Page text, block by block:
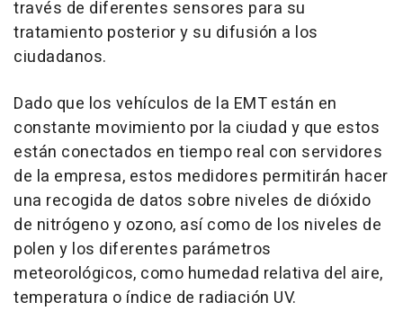
través de diferentes sensores para su
tratamiento posterior y su difusión a los
ciudadanos.
Dado que los vehículos de la EMT están en
constante movimiento por la ciudad y que estos
están conectados en tiempo real con servidores
de la empresa, estos medidores permitirán hacer
una recogida de datos sobre niveles de dióxido
de nitrógeno y ozono, así como de los niveles de
polen y los diferentes parámetros
meteorológicos, como humedad relativa del aire,
temperatura o índice de radiación UV.